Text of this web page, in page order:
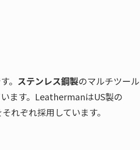
。 ステンレス鋼製のマルチツール
ます。LeathermanはUS製の
れぞれ採用しています。